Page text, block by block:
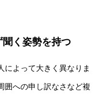
く姿勢を持つ
によって大きく異なりま
囲への申し訳なさなど複